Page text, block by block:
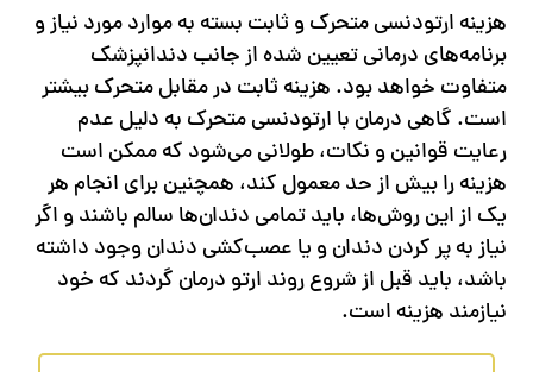
هزینه ارتودنسی متحرک و ثابت بسته به موارد مورد نیاز و
برنامه‌های درمانی تعیین شده از جانب دندانپزشک
متفاوت خواهد بود. هزینه ثابت در مقابل متحرک بیشتر
است. گاهی درمان با ارتودنسی متحرک به دلیل عدم
رعایت قوانین و نکات، طولانی می‌شود که ممکن است
هزینه را بیش از حد معمول کند، همچنین برای انجام هر
یک از این روش‌ها، باید تمامی دندان‌ها سالم باشند و اگر
نیاز به پر کردن دندان و یا عصب‌کشی دندان وجود داشته
باشد، باید قبل از شروع روند ارتو درمان گردند که خود
نیازمند هزینه است.